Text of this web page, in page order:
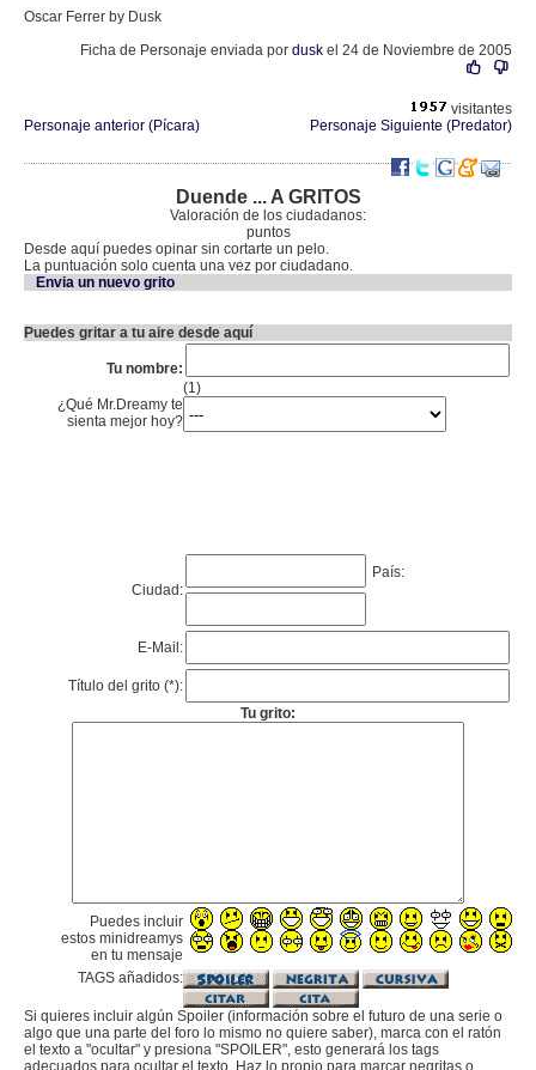
Oscar Ferrer by Dusk
Ficha de Personaje enviada por dusk el 24 de Noviembre de 2005
visitantes
Personaje anterior (Pícara)
Personaje Siguiente (Predator)
Duende ... A GRITOS
Valoración de los ciudadanos:
puntos
Desde aquí puedes opinar sin cortarte un pelo.
La puntuación solo cuenta una vez por ciudadano.
Envia un nuevo grito
Puedes gritar a tu aire desde aquí
Tu nombre:
(1)
¿Qué Mr.Dreamy te
sienta mejor hoy?
Ciudad:
País:
E-Mail:
Título del grito (*):
Tu grito:
Puedes incluir
estos minidreamys
en tu mensaje
TAGS añadidos:
Si quieres incluir algún Spoiler (información sobre el futuro de una serie o
algo que una parte del foro lo mismo no quiere saber), marca con el ratón
el texto a "ocultar" y presiona "SPOILER", esto generará los tags
adecuados para ocultar el texto. Haz lo propio para marcar negritas o